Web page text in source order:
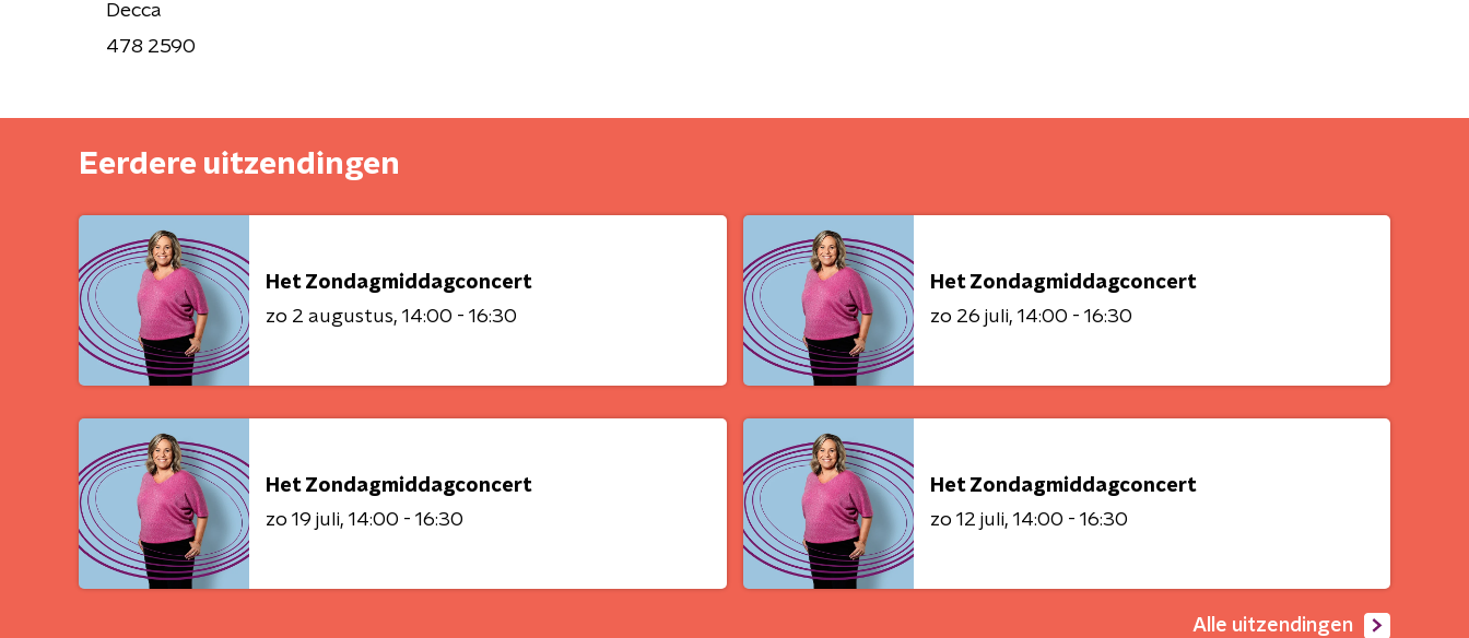
Decca
478 2590
Eerdere uitzendingen
Het Zondagmiddagconcert
zo 2 augustus 14:00 - 16:30
Het Zondagmiddagconcert
zo 26 juli 14:00 - 16:30
Het Zondagmiddagconcert
zo 19 juli 14:00 - 16:30
Het Zondagmiddagconcert
zo 12 juli 14:00 - 16:30
Alle uitzendingen